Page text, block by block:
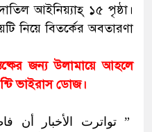
আইনিয়্যাহ্ ১৫ পৃষ্ঠা।
নিয়ে বিতর্কের অবতারণা
জন্য উলামায়ে আহলে
ভাইরাস ডোজ।
” تواترت الأخبار أن